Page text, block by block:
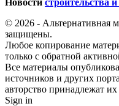
© 2026 - Альтернативная
защищены.
Любое копирование
только с обратной
Все материалы
источников и других
авторство принадлежат
Sign in